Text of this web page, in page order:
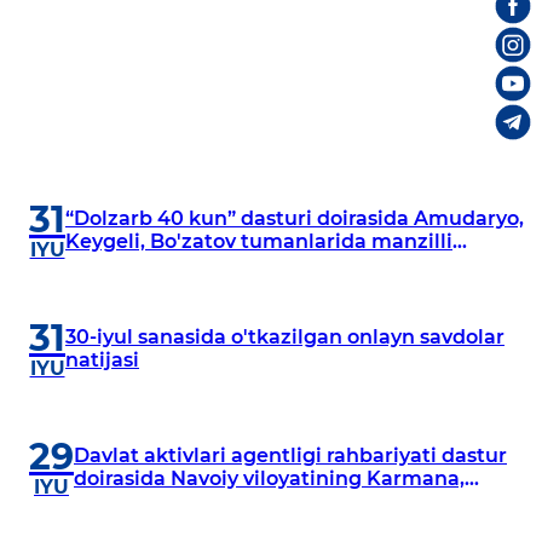
31
IYU
“Dolzarb 40 kun” dasturi doirasida Amudaryo,
Keygeli, Bo'zatov tumanlarida manzilli
31
IYU
30-iyul sanasida o'tkazilgan onlayn savdolar
natijasi
29
IYU
Davlat aktivlari agentligi rahbariyati dastur
doirasida Navoiy viloyatining Karmana,